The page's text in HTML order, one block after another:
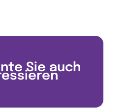
Sie auch